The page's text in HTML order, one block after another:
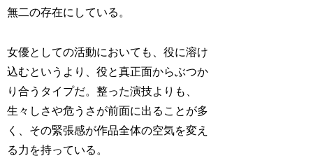
無二の存在にしている。
女優としての活動においても、役に溶け
込むというより、役と真正面からぶつか
り合うタイプだ。整った演技よりも、
生々しさや危うさが前面に出ることが多
く、その緊張感が作品全体の空気を変え
る力を持っている。